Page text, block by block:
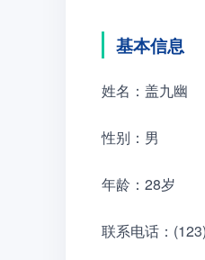
基本信息
姓名：盖九幽
性别：男
年龄：28岁
联系电话：